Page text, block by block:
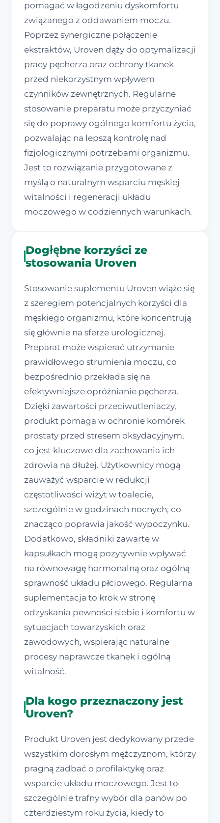
pomagać w łagodzeniu dyskomfortu
związanego z oddawaniem moczu.
Poprzez synergiczne połączenie
ekstraktów, Uroven dąży do optymalizacji
pracy pęcherza oraz ochrony tkanek
przed niekorzystnym wpływem
czynników zewnętrznych. Regularne
stosowanie preparatu może przyczyniać
się do poprawy ogólnego komfortu życia,
pozwalając na lepszą kontrolę nad
fizjologicznymi potrzebami organizmu.
Jest to rozwiązanie przygotowane z
myślą o naturalnym wsparciu męskiej
witalności i regeneracji układu
moczowego w codziennych warunkach.
Dogłębne korzyści ze
stosowania Uroven
Stosowanie suplementu Uroven wiąże się
z szeregiem potencjalnych korzyści dla
męskiego organizmu, które koncentrują
się głównie na sferze urologicznej.
Preparat może wspierać utrzymanie
prawidłowego strumienia moczu, co
bezpośrednio przekłada się na
efektywniejsze opróżnianie pęcherza.
Dzięki zawartości przeciwutleniaczy,
produkt pomaga w ochronie komórek
prostaty przed stresem oksydacyjnym,
co jest kluczowe dla zachowania ich
zdrowia na dłużej. Użytkownicy mogą
zauważyć wsparcie w redukcji
częstotliwości wizyt w toalecie,
szczególnie w godzinach nocnych, co
znacząco poprawia jakość wypoczynku.
Dodatkowo, składniki zawarte w
kapsułkach mogą pozytywnie wpływać
na równowagę hormonalną oraz ogólną
sprawność układu płciowego. Regularna
suplementacja to krok w stronę
odzyskania pewności siebie i komfortu w
sytuacjach towarzyskich oraz
zawodowych, wspierając naturalne
procesy naprawcze tkanek i ogólną
witalność.
Dla kogo przeznaczony jest
Uroven?
Produkt Uroven jest dedykowany przede
wszystkim dorosłym mężczyznom, którzy
pragną zadbać o profilaktykę oraz
wsparcie układu moczowego. Jest to
szczególnie trafny wybór dla panów po
czterdziestym roku życia, kiedy to